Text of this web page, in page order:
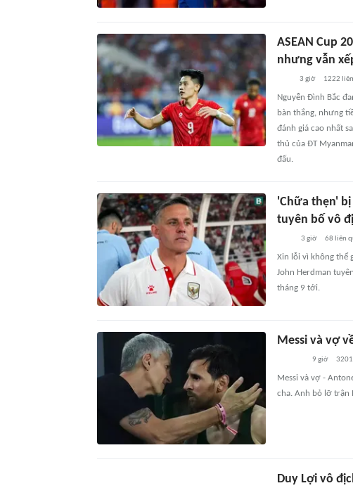
ASEAN Cup
nhưng vẫn
3 giờ 1222
Nguyễn Đình Bắc
bàn thắng, nhưng
đánh giá cao nhất
thủ của ĐT
đấu.
'Chữa thẹn' bị
tuyên bố vô
3 giờ 68 liên
Xin lỗi vì không thể
John Herdman
tháng 9 tới.
Messi và vợ
9 giờ 3201
Messi và vợ -
cha. Anh bỏ lỡ trận
Duy Lợi vô